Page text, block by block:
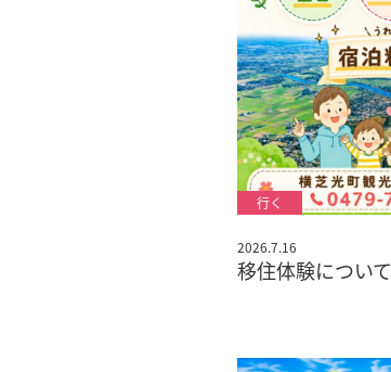
2026.7.16
移住体験について